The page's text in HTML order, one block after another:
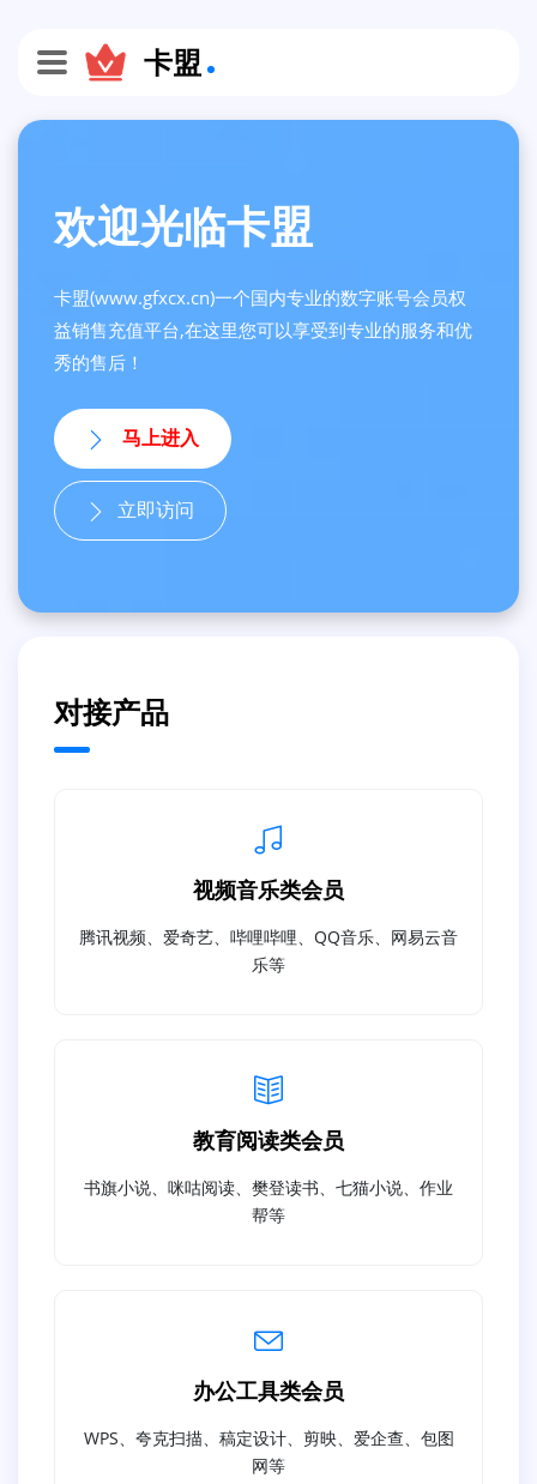
卡盟
欢迎光临卡盟
卡盟(www.gfxcx.cn)一个国内专业的数字账号会员权
益销售充值平台,在这里您可以享受到专业的服务和优
秀的售后！
马上进入
立即访问
对接产品
视频音乐类会员
腾讯视频、爱奇艺、哔哩哔哩、QQ音乐、网易云音
乐等
教育阅读类会员
书旗小说、咪咕阅读、樊登读书、七猫小说、作业
帮等
办公工具类会员
WPS、夸克扫描、稿定设计、剪映、爱企查、包图
网等